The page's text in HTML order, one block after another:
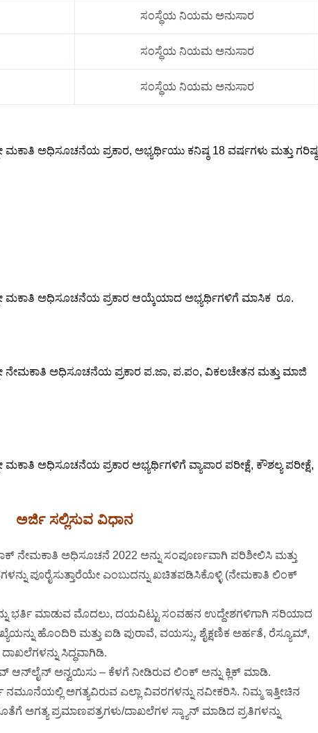
ಸಂಸ್ಥೆಯ ನಿಯಮ ಅನುಸಾರ
ಸಂಸ್ಥೆಯ ನಿಯಮ ಅನುಸಾರ
ಸಂಸ್ಥೆಯ ನಿಯಮ ಅನುಸಾರ
ಅಧಿಸೂಚನೆಯ ಪ್ರಕಾರ, ಅಭ್ಯರ್ಥಿಯು ಕನಿಷ್ಠ 18 ವರ್ಷಗಳು ಮತ್ತು ಗರಿಷ್ಠ
ಅಧಿಸೂಚನೆಯ ಪ್ರಕಾರ ಆಯ್ಕೆಯಾದ ಅಭ್ಯರ್ಥಿಗಳಿಗೆ ಮಾಸಿಕ ರೂ.
ಅಧಿಸೂಚನೆಯ ಪ್ರಕಾರ ಪ.ಜಾ, ಪ.ಪಂ, ವಿಕಲಚೇತನ ಮತ್ತು ಮಾಜಿ
ಅಧಿಸೂಚನೆಯ ಪ್ರಕಾರ ಅಭ್ಯರ್ಥಿಗಳಿಗೆ ವ್ಯಾಪಾರ ಪರೀಕ್ಷೆ, ಕೌಶಲ್ಯ ಪರೀಕ್ಷೆ,
ಅರ್ಜಿ ಸಲ್ಲಿಸುವ ವಿಧಾನ
ಅಧಿಸೂಚನೆ 2022 ಅನ್ನು ಸಂಪೂರ್ಣವಾಗಿ ಪರಿಶೀಲಿಸಿ ಮತ್ತು
ಪೂರೈಸುತ್ತಾರೆಯೇ ಎಂಬುದನ್ನು ಖಚಿತಪಡಿಸಿಕೊಳ್ಳಿ (ನೇಮಕಾತಿ ಲಿಂಕ್
ಭರ್ತಿ ಮಾಡುವ ಮೊದಲು, ದಯವಿಟ್ಟು ಸಂವಹನ ಉದ್ದೇಶಗಳಿಗಾಗಿ ಸರಿಯಾದ
ಹೊಂದಿರಿ ಮತ್ತು ಐಡಿ ಪುರಾವೆ, ವಯಸ್ಸು, ಶೈಕ್ಷಣಿಕ ಅರ್ಹತೆ, ರೆಸ್ಯೂಮ್,
ಸಿದ್ಧವಾಗಿಡಿ.
ಆನ್‌ಲೈನ್ ಅನ್ವಯಿಸು – ಕೆಳಗೆ ನೀಡಿರುವ ಲಿಂಕ್ ಅನ್ನು ಕ್ಲಿಕ್ ಮಾಡಿ.
ಅಗತ್ಯವಿರುವ ಎಲ್ಲಾ ವಿವರಗಳನ್ನು ನವೀಕರಿಸಿ. ನಿಮ್ಮ ಇತ್ತೀಚಿನ
ಅಗತ್ಯ ಪ್ರಮಾಣಪತ್ರಗಳು/ದಾಖಲೆಗಳ ಸ್ಕ್ಯಾನ್ ಮಾಡಿದ ಪ್ರತಿಗಳನ್ನು